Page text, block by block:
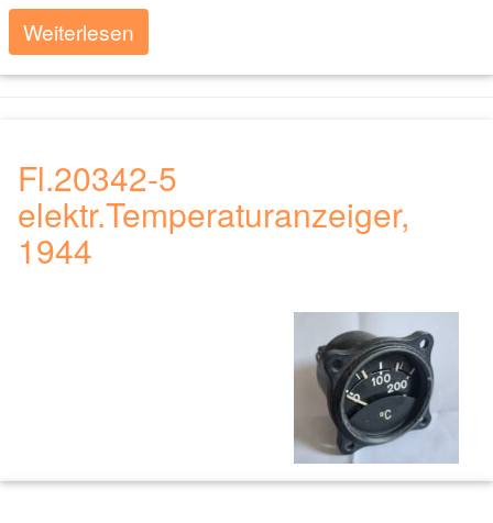
Weiterlesen
Fl.20342-5
elektr.Temperaturanzeiger,
1944